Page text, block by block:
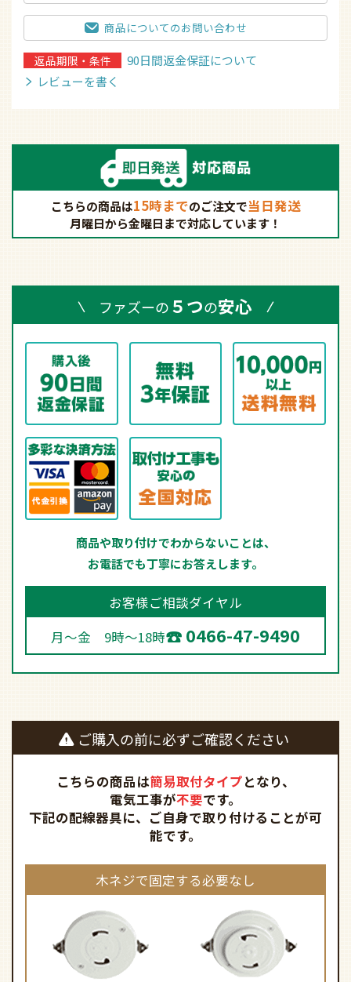
商品についてのお問い合わせ
返品期限・条件
90日間返金保証について
レビューを書く
こちらの商品は15時までのご注文で当日発送
月曜日から金曜日まで対応しています！
ファズーの５つの安心
商品や取り付けでわからないことは、
お電話でも丁寧にお答えします。
お客様ご相談ダイヤル
月～金 9時～18時
0466-47-9490
ご購入の前に必ずご確認ください
こちらの商品は簡易取付タイプとなり、
電気工事が不要です。
下記の配線器具に、ご自身で取り付けることが可
能です。
木ネジで固定する必要なし